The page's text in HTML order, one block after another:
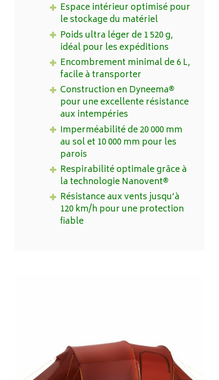
Espace intérieur optimisé pour
le stockage du matériel
Poids ultra léger de 1 520 g,
idéal pour les expéditions
Encombrement minimal de 6 L,
facile à transporter
Construction en Dyneema®
pour une excellente résistance
aux intempéries
Imperméabilité de 20 000 mm
au sol et 10 000 mm pour les
parois
Respirabilité optimale grâce à
la technologie Nanovent®
Résistance aux vents jusqu’à
120 km/h pour une protection
fiable